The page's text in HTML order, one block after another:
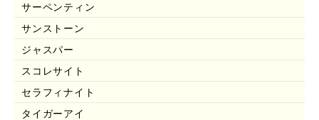
サーペンティン
サンストーン
ジャスパー
スコレサイト
セラフィナイト
タイガーアイ